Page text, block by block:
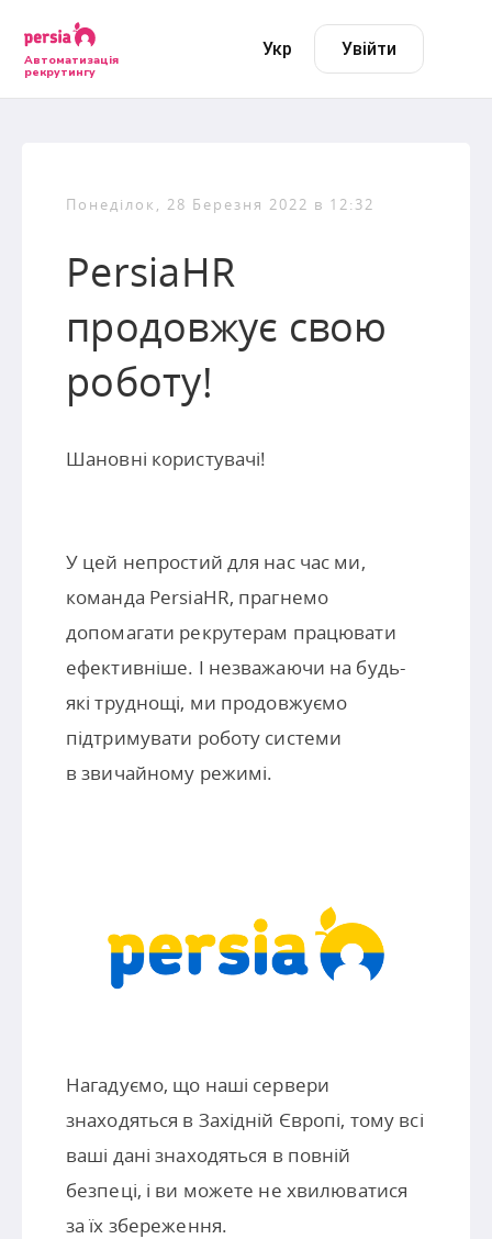
Автоматизація
рекрутингу
Укр Увійти
Понеділок, 28 Березня 2022 в 12:32
PersiaHR
продовжує свою
роботу!
Шановні користувачі!
У цей непростий для нас час ми,
команда PersiaHR, прагнемо
допомагати рекрутерам працювати
ефективніше. І незважаючи на будь-
які труднощі, ми продовжуємо
підтримувати роботу системи
в звичайному режимі.
Нагадуємо, що наші сервери
знаходяться в Західній Європі, тому всі
ваші дані знаходяться в повній
безпеці, і ви можете не хвилюватися
за їх збереження.